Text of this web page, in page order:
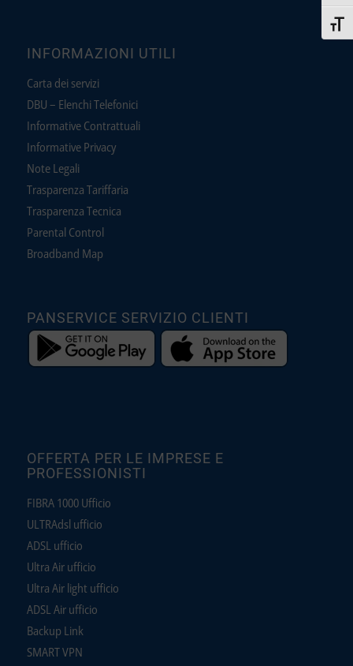
INFORMAZIONI UTILI
Carta dei servizi
DBU – Elenchi Telefonici
Informative Contrattuali
Informative Privacy
Note Legali
Trasparenza Tariffaria
Trasparenza Tecnica
Parental Control
Broadband Map
PANSERVICE SERVIZIO CLIENTI
OFFERTA PER LE IMPRESE E
PROFESSIONISTI
FIBRA 1000 Ufficio
ULTRAdsl ufficio
ADSL ufficio
Ultra Air ufficio
Ultra Air light ufficio
ADSL Air ufficio
Backup Link
SMART VPN